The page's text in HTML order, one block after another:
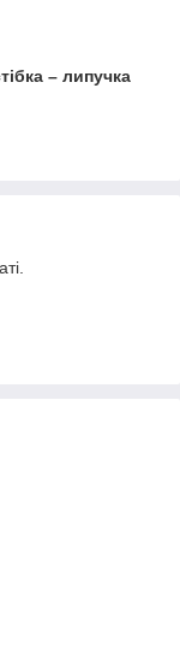
– липучка